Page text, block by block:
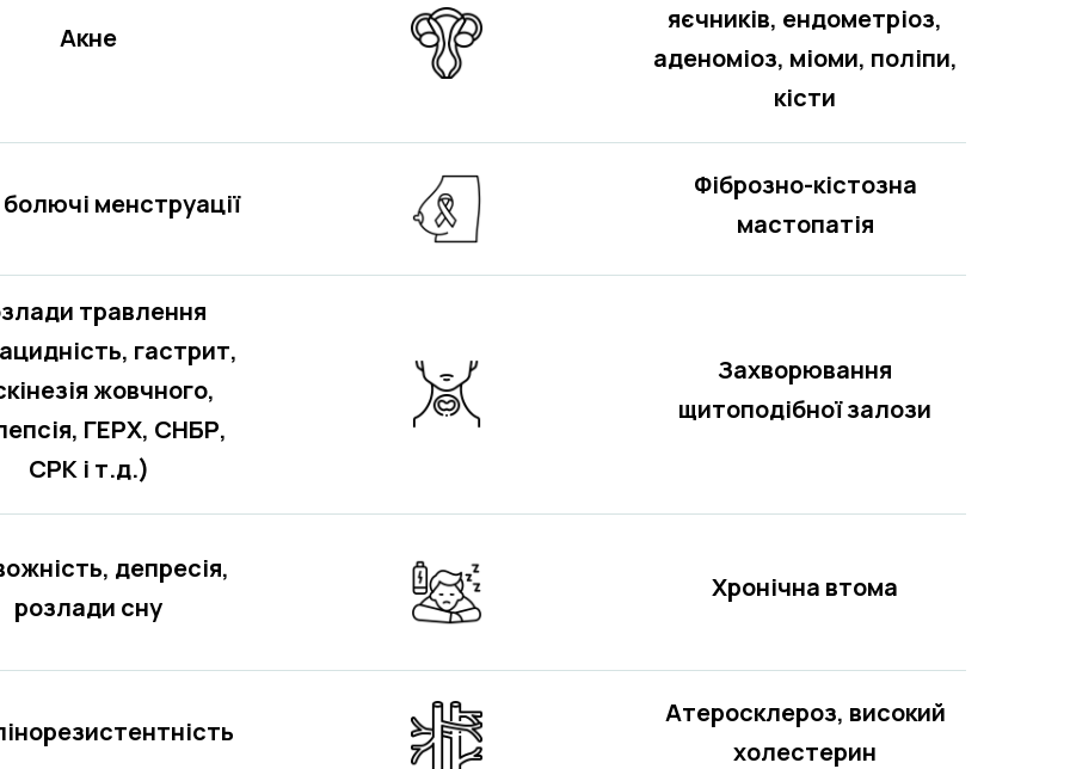
Акне
яєчників, ендометріоз,
аденоміоз, міоми, поліпи,
кісти
менструації
Фіброзно-кістозна
мастопатія
травлення
гастрит,
жовчного,
ГЕРХ, СНБР,
СРК і т.д.)
Захворювання
щитоподібної залози
депресія,
розлади сну
Хронічна втома
Атеросклероз, високий
холестерин